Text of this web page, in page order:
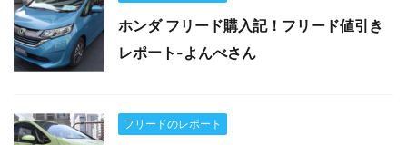
ホンダ フリード購入記！フリード値引き
レポート-よんべさん
フリードのレポート